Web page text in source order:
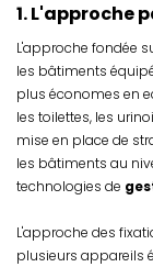
1. L'approche
L'approche fondée
les bâtiments
plus économes en
les toilettes, les
mise en place de
les bâtiments au
technologies de
L'approche des
plusieurs appareils